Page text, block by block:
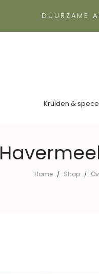
DUURZAME
Kruiden &
Home / Shop /